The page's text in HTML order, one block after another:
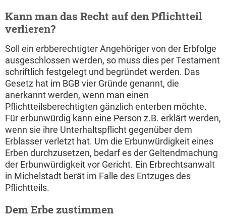
Kann man das Recht auf den Pflichtteil
verlieren?
Soll ein erbberechtigter Angehöriger von der Erbfolge
ausgeschlossen werden, so muss dies per Testament
schriftlich festgelegt und begründet werden. Das
Gesetz hat im BGB vier Gründe genannt, die
anerkannt werden, wenn man einen
Pflichtteilsberechtigten gänzlich enterben möchte.
Für erbunwürdig kann eine Person z.B. erklärt werden,
wenn sie ihre Unterhaltspflicht gegenüber dem
Erblasser verletzt hat. Um die Erbunwürdigkeit eines
Erben durchzusetzen, bedarf es der Geltendmachung
der Erbunwürdigkeit vor Gericht. Ein Erbrechtsanwalt
in Michelstadt berät im Falle des Entzuges des
Pflichtteils.
Dem Erbe zustimmen